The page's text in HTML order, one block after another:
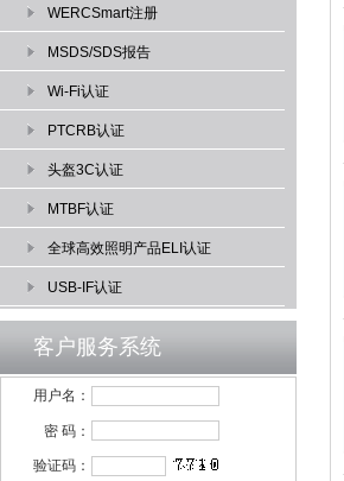
WERCSmart注册
MSDS/SDS报告
Wi-Fi认证
PTCRB认证
头盔3C认证
MTBF认证
全球高效照明产品ELI认证
USB-IF认证
客户服务系统
用户名：
密 码：
验证码：